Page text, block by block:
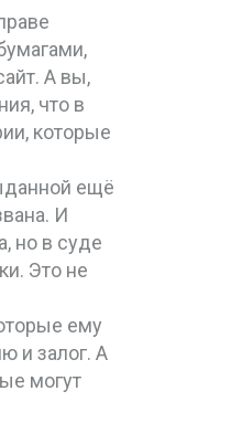
А вы,
что в
которые
ещё
И
но в суде
Это не
ему
и залог. А
могут